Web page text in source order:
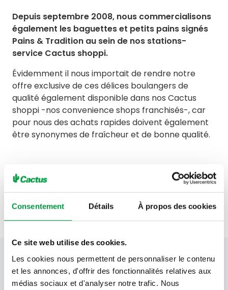
Consentement Détails À propos des cookies
Ce site web utilise des cookies.
Les cookies nous permettent de personnaliser le contenu
et les annonces, d'offrir des fonctionnalités relatives aux
médias sociaux et d'analyser notre trafic. Nous
Depuis septembre 2008, nous commercialisons
également les baguettes et petits pains signés
Pains & Tradition au sein de nos stations-
service Cactus shoppi.
Évidemment il nous importait de rendre notre
offre exclusive de ces délices boulangers de
qualité également disponible dans nos Cactus
shoppi -nos convenience shops franchisés-, car
pour nous des achats rapides doivent également
être synonymes de fraîcheur et de bonne qualité.
Votre newsletter Cactus